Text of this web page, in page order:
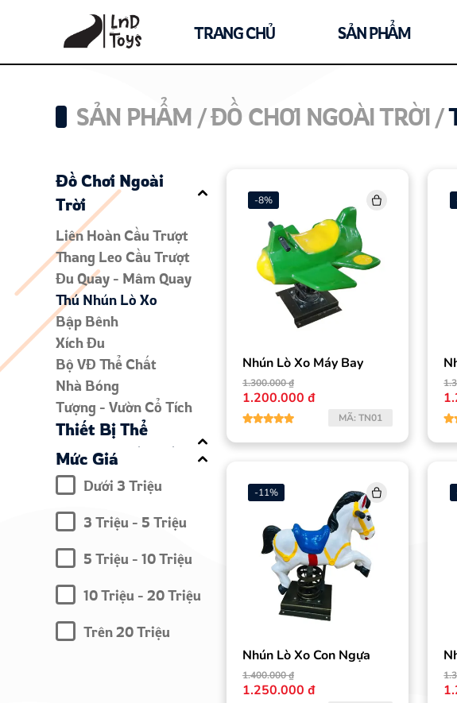
TRANG CHỦ SẢN PHẨM
SẢN PHẨM /ĐỒ CHƠI NGOÀI TRỜI /
Đồ Chơi Ngoài
Trời
Liên Hoàn Cầu Trượt
Thang Leo Cầu Trượt
Đu Quay - Mâm Quay
Thú Nhún Lò Xo
Bập Bênh
Xích Đu
Bộ VĐ Thể Chất
Nhà Bóng
Tượng - Vườn Cổ Tích
Thiết Bị Thể
Thao Ngoài Trời
Xà
Máy Tập Thân Dưới
Các Loại Máy Kết Hợp
Nội Thất Trường
Học
Bàn Ghế
Giá, Tủ, Kệ
Mức Giá
Dưới 3 Triệu
3 Triệu - 5 Triệu
5 Triệu - 10 Triệu
10 Triệu - 20 Triệu
Trên 20 Triệu
-8%
Nhún Lò Xo Máy Bay
1.300.000 ₫
1.200.000 ₫
MÃ:TN01
-11%
Nhún Lò Xo Con Ngựa
1.400.000 ₫
1.250.000 ₫